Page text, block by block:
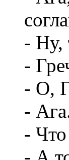
- Ну,
-
- О,
-
- Что